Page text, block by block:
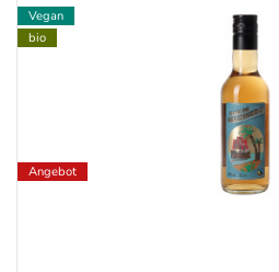
Vegan
bio
Angebot